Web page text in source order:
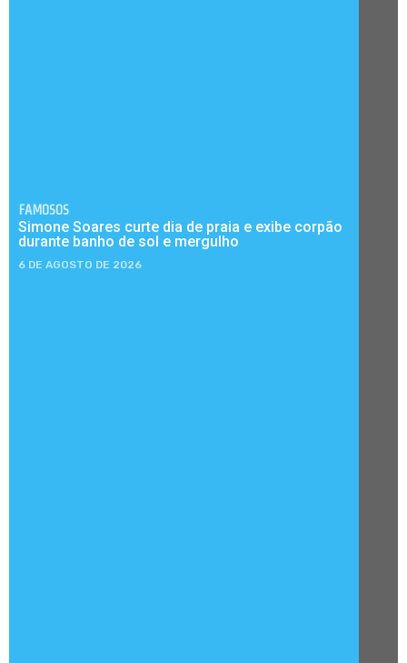
FAMOSOS
Simone Soares curte dia de praia e exibe corpão
durante banho de sol e mergulho
6 DE AGOSTO DE 2026